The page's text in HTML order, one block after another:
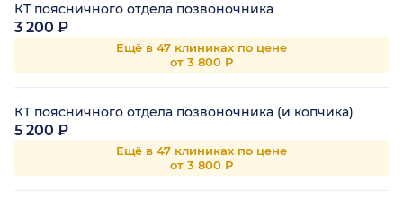
КТ поясничного отдела позвоночника
3 200 ₽
Ещё в 47 клиниках по цене
от 3 800 Р
КТ поясничного отдела позвоночника (и копчика)
5 200 ₽
Ещё в 47 клиниках по цене
от 3 800 Р